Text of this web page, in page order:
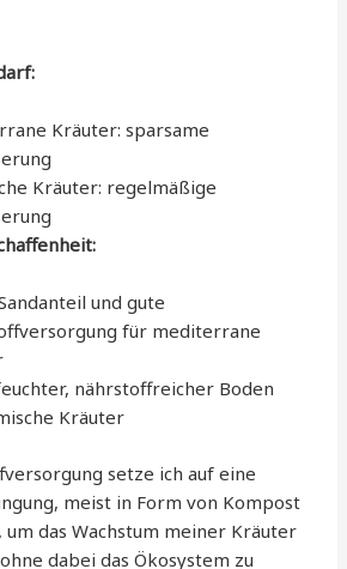
Kräuter: sparsame
Kräuter: regelmäßige
und gute
für mediterrane
nährstoffreicher Boden
Kräuter
setze ich auf eine
meist in Form von Kompost
das Wachstum meiner Kräuter
dabei das Ökosystem zu